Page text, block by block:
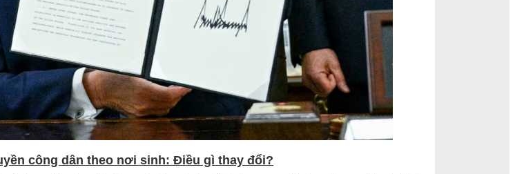
công dân theo nơi sinh: Điều gì thay đổi?